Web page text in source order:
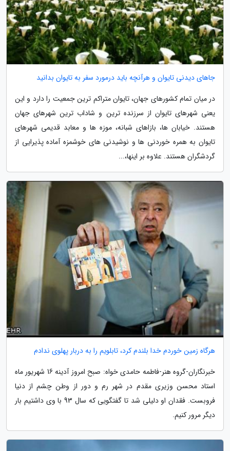
جاهای دیدنی تایوان و هرآنچه باید درمورد سفر به تایوان بدانید
در میان تمام کشورهای جهان، تایوان متراکم ترین جمعیت را دارد و این
یعنی شهرهای تایوان از سرزنده ترین و شاداب ترین شهرهای جهان
هستند. خیابان ها، بازاهای شبانه، موزه ها و معابد قدیمی شهرهای
تایوان به همره خوردنی ها و نوشیدنی های خوشمزه آماده پذیرایی از
گردشگران هستند. علاوه بر اینها،...
هرگاه زمین خوردم خدا بلندم کرد، تابلویم را به دربار پهلوی ندادم
خبرنگاران-گروه هنر-فاطمه حامدی خواه: صبح امروز آدینه 16 شهریور ماه
استاد محسن وزیری مقدم در شهر رم و دور از وطن چشم از دنیا
فروبست. فقدان او دلیلی شد تا گفتگویی که سال 93 با وی داشتیم بار
دیگر مرور کنیم.